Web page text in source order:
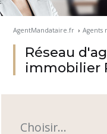
AgentMandataire.fr › Agents
Réseau
immobilier